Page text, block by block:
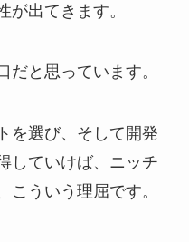
が出てきます。
だと思っています。
を選び、そして開発
していけば、ニッチ
こういう理屈です。